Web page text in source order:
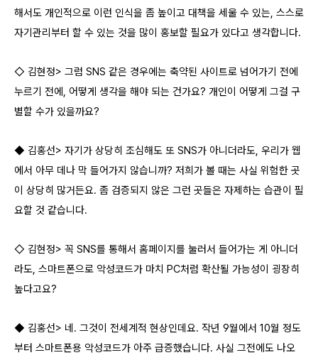
해서도 개인적으로 이런 인식을 좀 높이고 대책을 세울 수 있는, 스스로
자기관리부터 할 수 있는 것을 많이 홍보할 필요가 있다고 생각합니다.
◇ 김현정> 그럼 SNS 같은 경우에는 축약된 사이트로 넘어가기 전에
누르기 전에, 어떻게 생각을 해야 되는 건가요? 개인이 어떻게 그걸 구
별할 수가 있을까요?
◆ 김홍선> 자기가 상당히 조심해도 또 SNS가 아니더라도, 우리가 웹
에서 아무 데나 막 들어가지 않습니까? 저희가 볼 때는 사실 위험한 곳
이 상당히 많거든요. 좀 검증되지 않은 그런 곳들은 자제하는 습관이 필
요할 것 같습니다.
◇ 김현정> 꼭 SNS를 통해서 홈페이지를 눌러서 들어가는 게 아니더
라도, 스마트폰으로 악성코드가 마치 PC처럼 확산될 가능성이 굉장히
높다고요?
◆ 김홍선> 네. 그것이 전세계적 현상인데요. 작년 9월에서 10월 정도
부터 스마트폰용 악성코드가 아주 급증했습니다. 사실 그전에도 나오